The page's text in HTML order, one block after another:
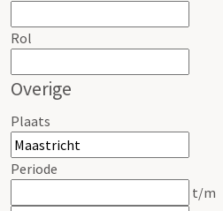
Rol
Overige
Plaats
Periode
t/m